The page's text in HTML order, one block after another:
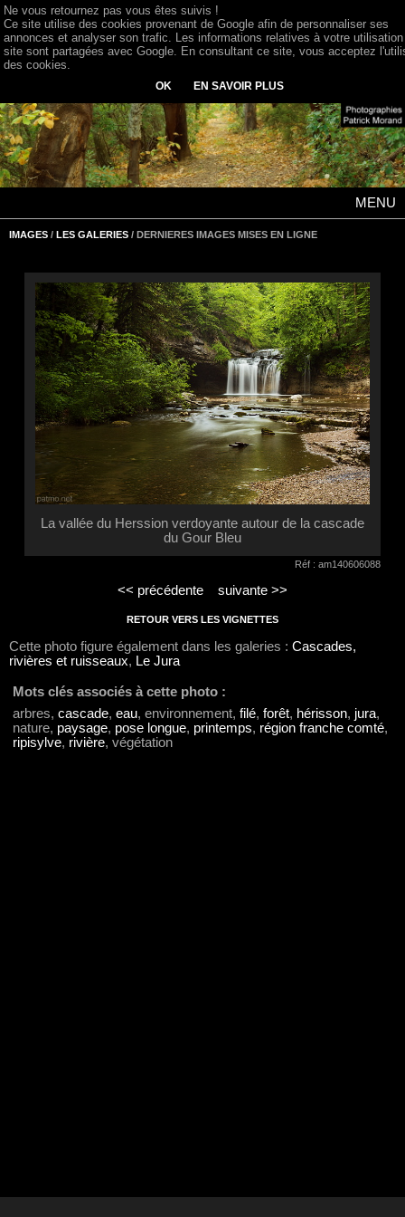
MENU
IMAGES / LES GALERIES / DERNIERES IMAGES MISES EN LIGNE
La vallée du Herssion verdoyante autour de la cascade
du Gour Bleu
Réf : am140606088
<< précédente suivante >>
RETOUR VERS LES VIGNETTES
Cette photo figure également dans les galeries : Cascades,
rivières et ruisseaux, Le Jura
Mots clés associés à cette photo :
arbres, cascade, eau, environnement, filé, forêt, hérisson, jura,
nature, paysage, pose longue, printemps, région franche comté,
ripisylve, rivière, végétation
Ne vous retournez pas vous êtes suivis !
Ce site utilise des cookies provenant de Google afin de personnaliser ses
annonces et analyser son trafic. Les informations relatives à votre
site sont partagées avec Google. En consultant ce site, vous acceptez
des cookies.
OK EN SAVOIR PLUS